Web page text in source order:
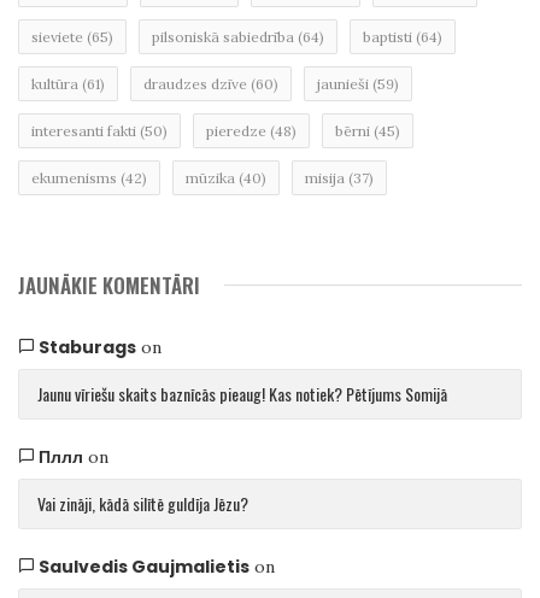
sieviete (65) pilsoniskā sabiedrība (64) baptisti (64)
kultūra (61) draudzes dzīve (60) jaunieši (59)
interesanti fakti (50) pieredze (48) bērni (45)
ekumenisms (42) mūzika (40) misija (37)
JAUNĀKIE KOMENTĀRI
Staburagson
Jaunu vīriešu skaits baznīcās pieaug! Kas notiek? Pētījums Somijā
Пллл on
Vai zināji, kādā silītē guldīja Jēzu?
Saulvedis Gaujmalietison